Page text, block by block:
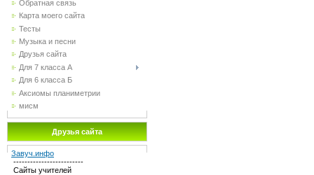
Обратная связь
Карта моего сайта
Тесты
Музыка и песни
Друзья сайта
Для 7 класса А
Для 6 класса Б
Аксиомы планиметрии
мисм
Друзья сайта
Завуч.инфо
-------------------------
Сайты учителей